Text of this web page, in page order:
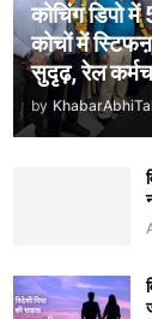
कोचिंग डिपो
कोचों में
सुदृढ़, रेल
by